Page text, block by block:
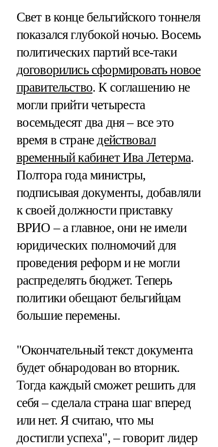
Свет в конце бельгийского тоннеля
показался глубокой ночью. Восемь
политических партий все-таки
договорились сформировать новое
правительство. К соглашению не
могли прийти четыреста
восемьдесят два дня – все это
время в стране действовал
временный кабинет Ива Летерма.
Полтора года министры,
подписывая документы, добавляли
к своей должности приставку
ВРИО – а главное, они не имели
юридических полномочий для
проведения реформ и не могли
распределять бюджет. Теперь
политики обещают бельгийцам
большие перемены.
"Окончательный текст документа
будет обнародован во вторник.
Тогда каждый сможет решить для
себя – сделала страна шаг вперед
или нет. Я считаю, что мы
достигли успеха", – говорит лидер